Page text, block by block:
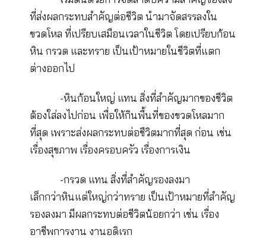
ทฤษฎีกระปุกทราย กับการวางแผนเว
ในชีวิต